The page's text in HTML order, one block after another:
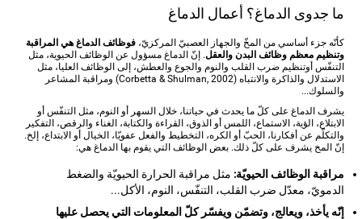
ما جدوى الدماغ؟ أعمال الدماغ
كأنّه جزء أساسي من المخّ والجهاز العصبيّ المركزيّ،فوظائف الدماغ هي المراقبة
وتنظيم معظم وظائف البدن والعقل. إنّ الدماغ مسؤول عن الوظائف الحيوية، مثل
التنفّس أوتنظيم ضرب القلب والنوم والجوع والعطش، إلى الوظائف العليا، مثل
الاستدلال والذاكرة والانتباه (Corbetta & Shulman, 2002) ومراقبة المشاعر
والسلوك...
يشرف الدماغ على كلّ ما يحدث في حياتنا، خلال السهر أو النوم، مثل التنفّس أو
الابتلاع، الؤية، الاستماع، اللمس أو الذوق، القراءة والكتابة، الغناء والرقص، التفكير
والتكلّم عن أفكارنا، الحبّ أو الكره، التخطيط والفعل عفويّا، الخيال أو الابتداع، إلخ.
إنّ المخ يشرف على كلّ ذلك. بعض الوظائف التي يقوم بها الدماغ هي:
مراقبة الوظائف الحيويّة: مثل مراقبة الحرارة الحيويّة والضغط
الدمويّ، معدّل ضرب القلب، التنفّس، النوم، الأكل...
إنّه يأخذ، ويعالج، وتضمّن ويفسّر كلّ المعلومات التي يحصل عليها